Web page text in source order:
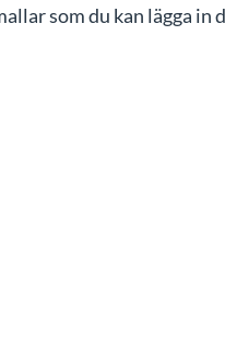
som du kan lägga in